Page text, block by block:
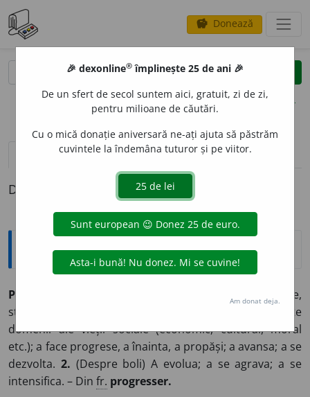
savings Donează
clear
opțiuni
definiții (1) pronunțievolume_up (9)
Definiția cu ID-ul 36234:
Explicative DEX
PROGRES
Trecere la etape,
stări, niveluri calitativ superioare, manifestată în diferite
domenii ale vieții sociale (economic, cultural, moral
etc.); a face progrese, a înainta, a propăși; a avansa; a se
dezvolta. 2. (Despre boli) A evolua; a se agrava; a se
intensifica. – Din fr. progresser.
🎉 dexonline® împlinește 25 de ani 🎉
De un sfert de secol suntem aici, gratuit, zi de zi,
pentru milioane de căutări.
Cu o mică donație aniversară ne-ați ajuta să păstrăm
cuvintele la îndemâna tuturor și pe viitor.
Am donat deja.